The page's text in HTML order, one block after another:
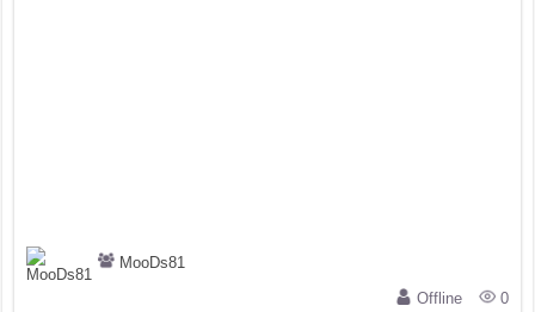
MooDs81
Offline
0